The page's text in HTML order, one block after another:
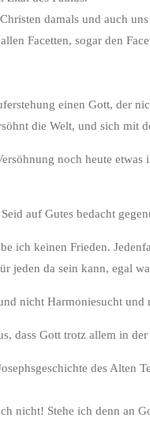
damals und auch
Facetten, sogar den
einen Gott, der
die Welt, und sich mit
noch heute
auf Gutes bedacht
ich keinen Frieden.
jeden da sein kann, egal
nicht Harmoniesucht und
dass Gott trotz allem in
des Alten
nicht! Stehe ich denn an